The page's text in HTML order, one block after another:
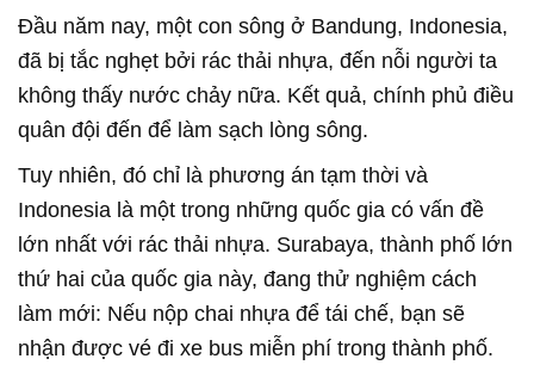
Đầu năm nay, một con sông ở Bandung, Indonesia,
đã bị tắc nghẹt bởi rác thải nhựa, đến nỗi người ta
không thấy nước chảy nữa. Kết quả, chính phủ điều
quân đội đến để làm sạch lòng sông.
Tuy nhiên, đó chỉ là phương án tạm thời và
Indonesia là một trong những quốc gia có vấn đề
lớn nhất với rác thải nhựa. Surabaya, thành phố lớn
thứ hai của quốc gia này, đang thử nghiệm cách
làm mới: Nếu nộp chai nhựa để tái chế, bạn sẽ
nhận được vé đi xe bus miễn phí trong thành phố.